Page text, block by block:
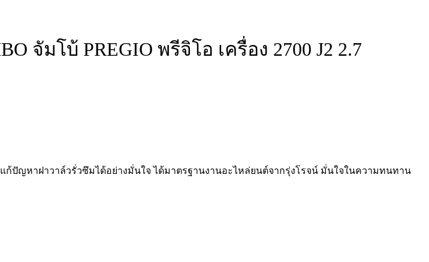
จัมโบ้ PREGIO พรีจิโอ เครื่อง 2700 J2 2.7
ก้ปัญหาฝาวาล์วรั่วซึมได้อย่างมั่นใจ ได้มาตรฐานงานอะไหล่ยนต์จากรุ่งโรจน์ มั่นใจในความทนทาน